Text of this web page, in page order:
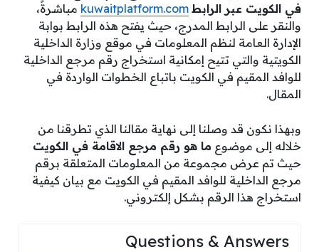
في الكويت عبر الرابط kuwaitplatform.com مباشرةً،
والنقر على الرابط المدرج، حيث يفتح هذه الرابط بوابة
الإدارة العامة لنظم المعلومات في موقع وزارة الداخلية
الكويتية والتي تتيح إمكانية استخراج رقم مرجع الداخلية
للوافد المقيم في الكويت باتباع الخطوات الواردة في
المقال.
وبهذا نكون قد وصلنا إلى نهاية مقالنا الذي تطرقنا من
خلاله إلى موضوع ما هو رقم مرجع الاقامة في الكويت
حيث تم عرض مجموعة من المعلومات المتعلقة برقم
مرجع الداخلية للوافد المقيم في الكويت مع بيان كيفية
استخراج هذا الرقم بشكل إلكتروني.
Questions & Answers